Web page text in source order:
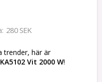
280 SEK
trender, här är
Vit 2000 W!